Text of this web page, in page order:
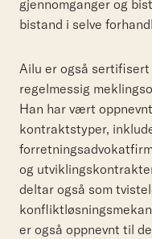
gjennomganger og
bistand i selve
Ailu er også
regelmessig
Han har vært
kontraktstyper,
og
deltar også som
er også oppnevnt til